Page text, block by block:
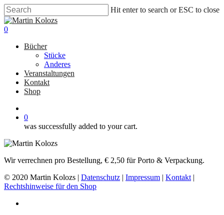
Skip
to
main
content
Hit enter to search or ESC to close
Close
Search
0
Bücher
Stücke
Anderes
Veranstaltungen
Kontakt
Shop
0
was successfully added to your cart.
Wir verrechnen pro Bestellung, € 2,50 für Porto & Verpackung.
© 2020 Martin Kolozs | Datenschutz | Impressum | Kontakt |
Rechtshinweise für den Shop